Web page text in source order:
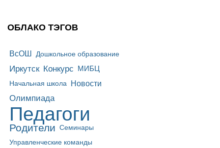
ОБЛАКО ТЭГОВ
ВсОШ Дошкольное образование
Иркутск Конкурс МИБЦ
Начальная школа Новости
Олимпиада
Педагоги
Родители Семинары
Управленческие команды